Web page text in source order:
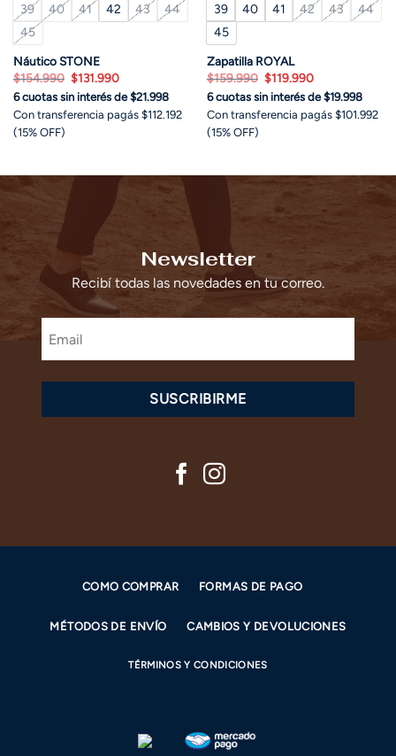
39 40 41 42 43
44
45
Náutico STONE
$154.990 El
precio
original
era:
$154.990.
$131.990El
precio
actual
es:
$131.990.
6 cuotas sin interés de $21.998
Con transferencia pagás $112.192
(15% OFF)
39 40 41 42 43
44
45
Zapatilla ROYAL
$159.990 El
precio
original
era:
$159.990.
$119.990El
precio
actual
es:
$119.990.
6 cuotas sin interés de $19.998
Con transferencia pagás $101.992
(15% OFF)
Newsletter
Recibí todas las novedades en tu correo.
SUSCRIBIRME
COMO COMPRAR FORMAS DE PAGO
MÉTODOS DE ENVÍO CAMBIOS Y DEVOLUCIONES
TÉRMINOS Y CONDICIONES